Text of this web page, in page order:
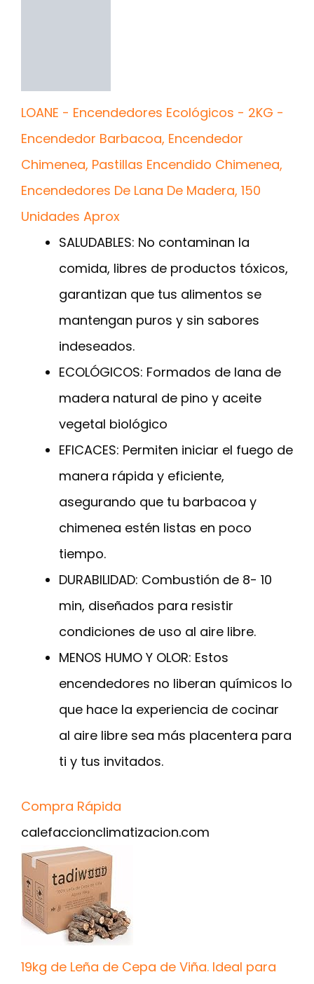
LOANE - Encendedores Ecológicos - 2KG -
Encendedor Barbacoa, Encendedor
Chimenea, Pastillas Encendido Chimenea,
Encendedores De Lana De Madera, 150
Unidades Aprox
SALUDABLES: No contaminan la
comida, libres de productos tóxicos,
garantizan que tus alimentos se
mantengan puros y sin sabores
indeseados.
ECOLÓGICOS: Formados de lana de
madera natural de pino y aceite
vegetal biológico
EFICACES: Permiten iniciar el fuego de
manera rápida y eficiente,
asegurando que tu barbacoa y
chimenea estén listas en poco
tiempo.
DURABILIDAD: Combustión de 8- 10
min, diseñados para resistir
condiciones de uso al aire libre.
MENOS HUMO Y OLOR: Estos
encendedores no liberan químicos lo
que hace la experiencia de cocinar
al aire libre sea más placentera para
ti y tus invitados.
Compra Rápida
calefaccionclimatizacion.com
19kg de Leña de Cepa de Viña. Ideal para